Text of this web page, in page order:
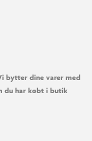
bytter dine varer med
du har købt i butik